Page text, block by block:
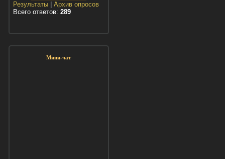
Результаты| Архив опросов
Всего ответов: 289
Мини-чат